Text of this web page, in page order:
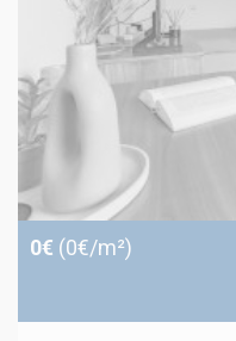
0€ (0€/m²)